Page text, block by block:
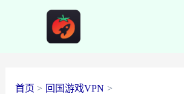
首页
回国游戏VPN